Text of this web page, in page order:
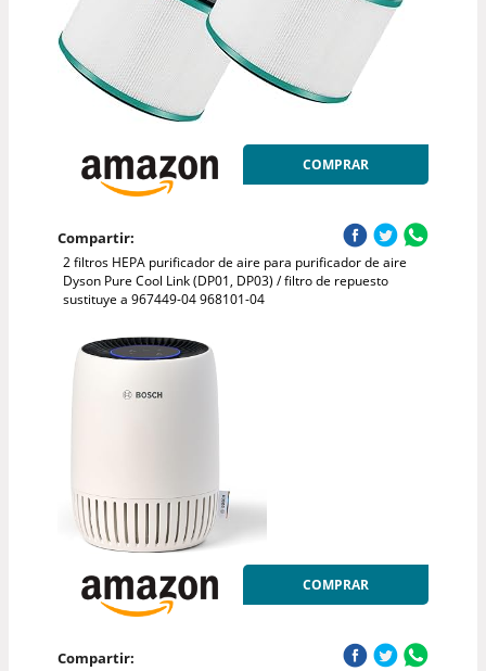
COMPRAR
Compartir:
2 filtros HEPA purificador de aire para purificador de aire
Dyson Pure Cool Link (DP01, DP03) / filtro de repuesto
sustituye a 967449-04 968101-04
COMPRAR
Compartir: